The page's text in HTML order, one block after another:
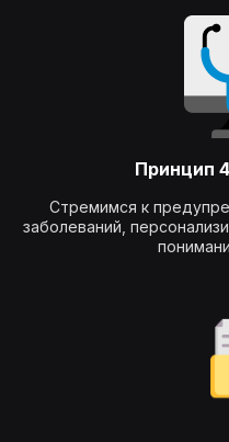
Принцип
Стремимся к
заболеваний,